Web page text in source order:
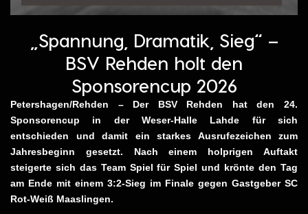
„Spannung, Dramatik, Sieg“ –
BSV Rehden holt den
Sponsorencup 2026
Petershagen/Rehden – Der BSV Rehden hat den 24.
Sponsorencup in der Weser-Halle Lahde für sich
entschieden und damit ein starkes Ausrufezeichen zum
Jahresbeginn gesetzt. Nach einem holprigen Auftakt
steigerte sich das Team Spiel für Spiel und krönte den Tag
am Ende mit einem 3:2-Sieg im Finale gegen Gastgeber SC
Rot-Weiß Maaslingen.